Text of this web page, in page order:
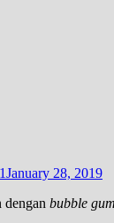
January 28, 2019
dengan bubble